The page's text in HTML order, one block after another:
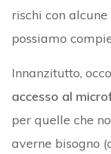
rischi con
possiamo
Innanzitutto,
accesso al
per quelle che
averne bisogno